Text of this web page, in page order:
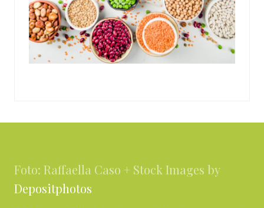
Foto: Raffaella Caso + Stock Images by
Depositphotos